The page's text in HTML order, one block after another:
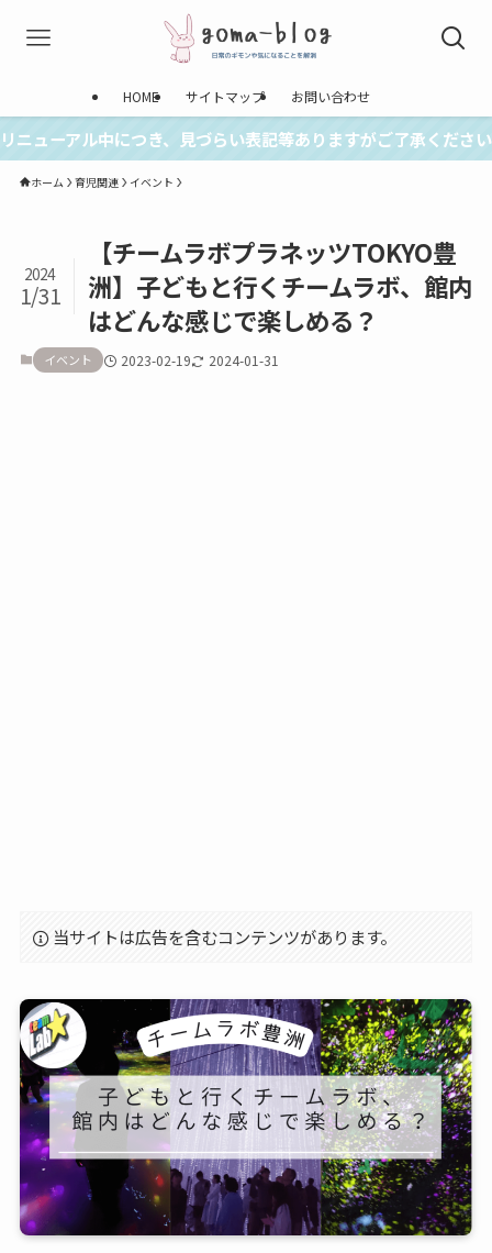
HOME サイトマップ お問い合わせ
リニューアル中につき、見づらい表記等ありますがご了承ください
ホーム 育児関連 イベント
【チームラボプラネッツTOKYO豊
洲】子どもと行くチームラボ、館内
はどんな感じで楽しめる？
2024
1/31
イベント 2023-02-19 2024-01-31
当サイトは広告を含むコンテンツがあります。